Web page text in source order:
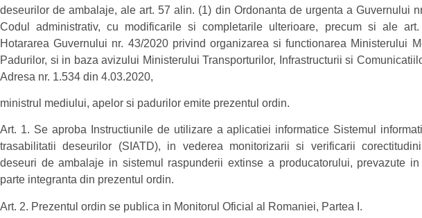
deseurilor de ambalaje, ale art. 57 alin. (1) din Ordonanta de urgenta a Guvernului
Codul administrativ, cu modificarile si completarile ulterioare, precum si ale
Hotararea Guvernului nr. 43/2020 privind organizarea si functionarea Ministerului
Padurilor, si in baza avizului Ministerului Transporturilor, Infrastructurii si
Adresa nr. 1.534 din 4.03.2020,
ministrul mediului, apelor si padurilor emite prezentul ordin.
Art. 1. Se aproba Instructiunile de utilizare a aplicatiei informatice Sistemul
trasabilitatii deseurilor (SIATD), in vederea monitorizarii si verificarii
deseuri de ambalaje in sistemul raspunderii extinse a producatorului, prevazute
parte integranta din prezentul ordin.
Art. 2. Prezentul ordin se publica in Monitorul Oficial al Romaniei, Partea I.